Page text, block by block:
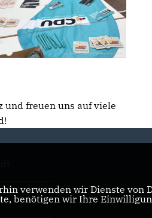
freuen uns auf viele
verwenden wir Dienste
benötigen wir Ihre